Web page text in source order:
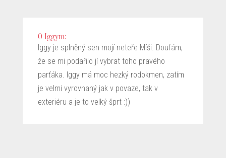
O Iggym:
Iggy je splněný sen mojí neteře Míši. Doufám,
že se mi podařilo jí vybrat toho pravého
parťáka. Iggy má moc hezký rodokmen, zatím
je velmi vyrovnaný jak v povaze, tak v
exteriéru a je to velký šprt :))